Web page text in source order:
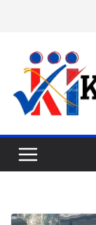
content